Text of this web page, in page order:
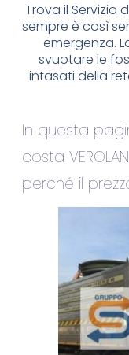
Trova il Servizio
sempre è così
emergenza.
svuotare le
intasati della
In questa
costa
perché il